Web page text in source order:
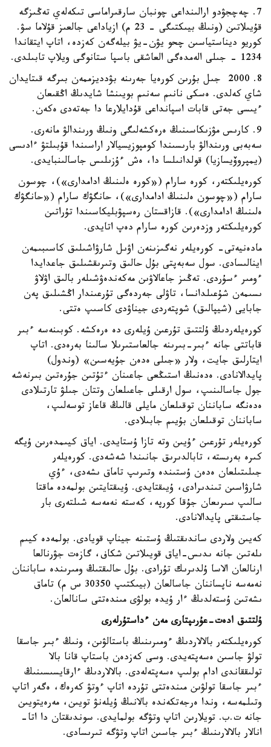
7. چەچجۋدو ارالىنداعى چونبان سارقىراماسى تىكەلەي تەڭىزگە
قۇيىلاتىن (ونىڭ بيىكتىگى - 23 م) ازياداعى جالعىز قۇلاما سۋ.
كوريو ديناستياسىن چحو يۋن-يۋ بيلەگەن كەزدە، اتاپ ايتقاندا
1234 - جىلى الەمدەگى العاشقى باسپا ستانوگى ويلاپ تابىلدى.
8. 2000 جىل بۇرىن كورەيا جەرىنە بۋدديزممەن بىرگە قىتايدان
شاي كەلدى. ەسكى نانىم سەنىم بويىنشا شايدىڭ اڭقىعان
ءيىسى جەتى قابات اسپانداعى قۇدايلارعا دا جەتەدى ەكەن.
9. كارىس مۋزىكاسىنىڭ ەرەكشەلىگى ونىڭ ورىندالۋ مانەرى.
سەبەبى ورىندالۋ بارىسىندا كومپوزيسيالار اراسىندا قۇبىلتۋ ءادىسى
(يمپروۆيسازيا) قولدانىلسا دا، ەش ءۇزىلىس جاسالىنبايدى.
كورەيلىكتەر، كورە سارام («كورە ەلىنىڭ ادامدارى»)، چوسون
سارام («چوسون ەلىنىڭ ادامدارى»)، حانگۋك سارام («حانگۋك
ەلىنىڭ ادامدارى»). قازاقستان رەسپۋبليكاسىندا تۇراتىن
كورەيلىكتەر وزدەرىن كورە سارام دەپ اتايدى.
مادەنيەتى- كورەيلەر نەگىزىنەن اۋىل شارۋاشىلىق كاسىبىمەن
اينالىسادى. سول سەبەپتى بۇل حالىق وتىرىقشىلىق جاعدايدا
ءومىر ءسۇردى. تەڭىز جاعالاۋىن مەكەندەۋشىلەر بالىق اۋلاۋ
ىسىمەن شۇعىلدانسا، تاۋلى جەردەگى تۇرعىندار اڭشىلىق پەن
جابايى (شيپالىق) شوپتەردى جيناۋدى كاسىپ ەتتى.
كورەيلەردىڭ ۇلتتىق تۇرعىن ۇيلەرى دە ەرەكشە. كوبىنەسە ءبىر
قاباتتى جانە ءبىر-بىرىنە جالعاستىرىلا سالىنا بەرەدى. اتاپ
ايتارلىق جايت، ولار «جىلى ەدەن جۇيەسىن» (وندول)
پايدالانادى. ەدەنىڭ استىڭعى جاعىنان ءتۇتىن جۇرەتىن بىرنەشە
جول جاسالىنىپ، سول ارقىلى جاعىلعان وتتان جىلۋ تارتىلادى
ەدەنگە ساباننان توقىلعان مايلى قالىڭ قاعاز توسەلىپ،
ساباننان توقىلعان بۇيىم جابىلادى.
كورەيلەر تۇرعىن ءۇيىن وتە تازا ۇستايدى. اياق كيىمدەرىن ۇيگە
كىرە بەرىستە، تابالدىرىق جانىندا شەشەدى. كورەيلەر
جىلىتىلعان ەدەن ۇستىندە وتىرىپ تاماق ىشەدى، ءۇي
شارۋاسىن تىندىرادى، ۇيىقتايدى. ۇيىقتايتىن بولمەدە ماقتا
سالىپ سىرىعان جۇقا كورپە، كەستە نەمەسە شىلتەرى بار
جاستىقتى پايدالانادى.
كەيىن ولاردى ساندىقتىڭ ۇستىنە جيناپ قويادى. بولمەدە كيىم
ىلەتىن جانە ىدىس-اياق قويىلاتىن شكاف، گازەت جۋرنالعا
ارنالعان الاسا ۇلدىرىك تۇرادى. بۇل حالىقتىڭ ومىرىندە ساباننان
نەمەسە ناپساننان جاسالعان (بيىكتىپ 30350 س م) تاماق
ىشەتىن ۇستەلدىڭ ءار ۇيدە بولۋى مىندەتتى سانالعان.
ۇلتتىق ادەت-عۇرىپتارى مەن ءداستۇرلەرى
كورەيلىكتەر بالالاردىڭ ءومىرىنىڭ باستالۋىن، ونىڭ ءبىر جاسقا
تولۋ جاسىن ەسەپتەيدى. وسى كەزدەن باستاپ قانا بالا
تولىققاندى ادام بولىپ ەسەپتەلەدى. بالالاردىڭ ءارقايسىسىنىڭ
ءبىر جاسقا تولۋىن مىندەتتى تۇردە اتاپ ءوتۋ كەرەك، ەگەر اتاپ
وتىلمەسە، وندا ەرجەتكەندە بالانىڭ ۇيلەنۋ تويىن، مەرەيتويىن
جانە ت.ب. تويلارىن اتاپ وتۋگە بولمايدى. سوندىقتان دا اتا-
انالار بالالارىنىڭ ءبىر جاسىن اتاپ وتۋگە تىرىسادى.